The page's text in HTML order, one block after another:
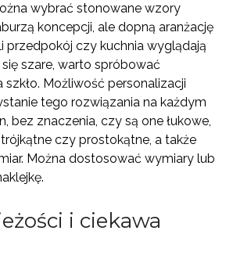
wybrać stonowane wzory
koncepcji, ale dopną aranżację
przedpokój czy kuchnia wyglądają
szare, warto spróbować
Możliwość personalizacji
tego rozwiązania na każdym
bez znaczenia, czy są one łukowe,
czy prostokątne, a także
Można dostosować wymiary lub
i ciekawa